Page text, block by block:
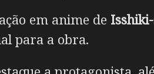
em anime de
para a obra.